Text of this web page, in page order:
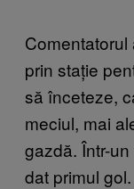
prin stație
să înceteze,
meciul, mai
gazdă. Într-
dat primul